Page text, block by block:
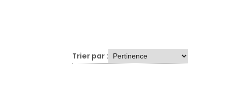
Trier par :